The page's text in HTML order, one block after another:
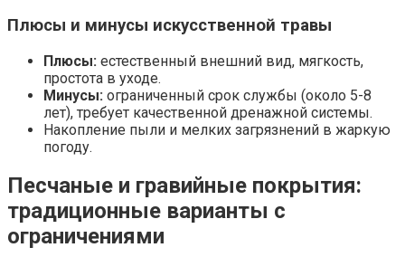
Плюсы и минусы искусственной травы
Плюсы: естественный внешний вид, мягкость,
простота в уходе.
Минусы: ограниченный срок службы (около 5-8
лет), требует качественной дренажной системы.
Накопление пыли и мелких загрязнений в жаркую
погоду.
Песчаные и гравийные покрытия:
традиционные варианты с
ограничениями